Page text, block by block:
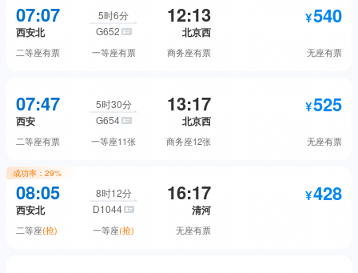
高级软卧 抢票
一等卧
无座 抢票
二等座 抢票
一等卧
无座 抢票
07:07
西安北
5时6分
G652
12:13
北京西
540
二等座有票 一等座有票 商务座有票 无座有票
二等座 预订
商务座
07:47
西安
5时30分
G654
13:17
北京西
525
二等座有票 一等座11张 商务座12张 无座有票
二等座 预订
成功率： 29%
08:05
西安北
8时12分
D1044
16:17
清河
428
二等座(抢) 一等座(抢) 无座有票